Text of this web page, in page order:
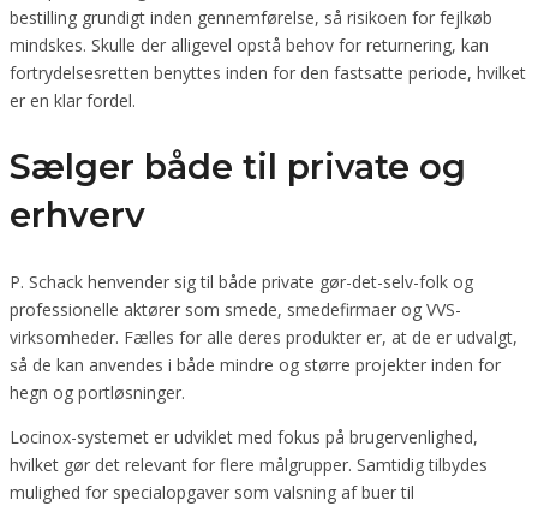
bestilling grundigt inden gennemførelse, så risikoen for fejlkøb
mindskes. Skulle der alligevel opstå behov for returnering, kan
fortrydelsesretten benyttes inden for den fastsatte periode, hvilket
er en klar fordel.
Sælger både til private og
erhverv
P. Schack henvender sig til både private gør-det-selv-folk og
professionelle aktører som smede, smedefirmaer og VVS-
virksomheder. Fælles for alle deres produkter er, at de er udvalgt,
så de kan anvendes i både mindre og større projekter inden for
hegn og portløsninger.
Locinox-systemet er udviklet med fokus på brugervenlighed,
hvilket gør det relevant for flere målgrupper. Samtidig tilbydes
mulighed for specialopgaver som valsning af buer til